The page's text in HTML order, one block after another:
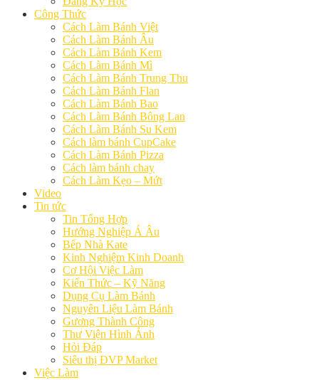
Công Thức
Cách Làm Bánh Việt
Cách Làm Bánh Âu
Cách Làm Bánh Kem
Cách Làm Bánh Mì
Cách Làm Bánh Trung Thu
Cách Làm Bánh Flan
Cách Làm Bánh Bao
Cách Làm Bánh Bông Lan
Cách Làm Bánh Su Kem
Cách làm bánh CupCake
Cách Làm Bánh Pizza
Cách làm bánh chay
Cách Làm Kẹo – Mứt
Video
Tin tức
Tin Tổng Hợp
Hướng Nghiệp Á Âu
Bếp Nhà Kate
Kinh Nghiệm Kinh Doanh
Cơ Hội Việc Làm
Kiến Thức – Kỹ Năng
Dụng Cụ Làm Bánh
Nguyên Liệu Làm Bánh
Gương Thành Công
Thư Viện Hình Ảnh
Hỏi Đáp
Siêu thị ĐVP Market
Việc Làm